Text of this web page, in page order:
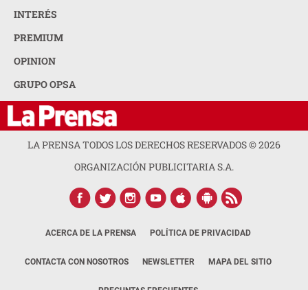
INTERÉS
PREMIUM
OPINION
GRUPO OPSA
LA PRENSA TODOS LOS DERECHOS RESERVADOS ©2026
ORGANIZACIÓN PUBLICITARIA S.A.
ACERCA DE LA PRENSA POLÍTICA DE PRIVACIDAD
CONTACTA CON NOSOTROS NEWSLETTER MAPA DEL SITIO